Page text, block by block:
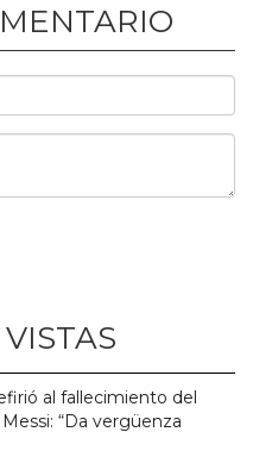
al fallecimiento del
“Da vergüenza